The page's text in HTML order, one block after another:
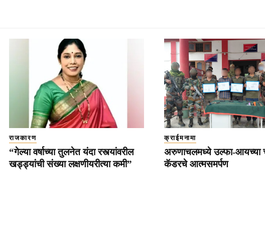
राजकारण
“गेल्या वर्षाच्या तुलनेत यंदा रस्त्यांवरील
खड्ड्यांची संख्या लक्षणीयरीत्या कमी”
क्राईमनामा
अरुणाचलमध्ये उल्फा-आयच्या
कॅडरचे आत्मसमर्पण